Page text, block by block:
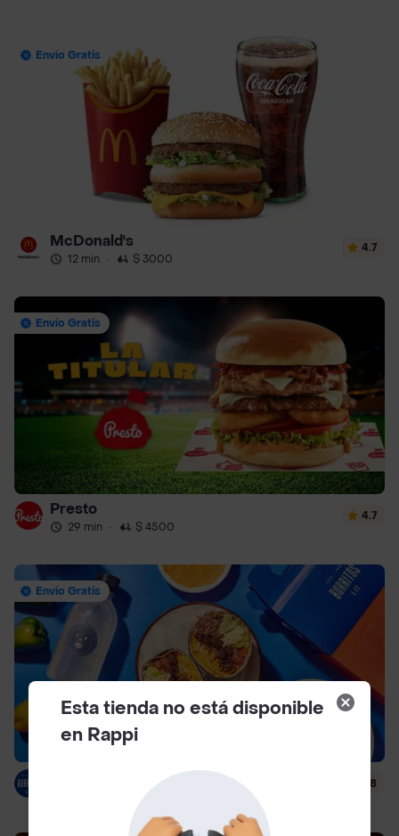
Envío Gratis
McDonald's
12 min · $ 3000
4.7
Envío Gratis
Presto
29 min · $ 4500
4.7
Envío Gratis
$ 4500
4.8
Esta tienda no está disponible
en Rappi